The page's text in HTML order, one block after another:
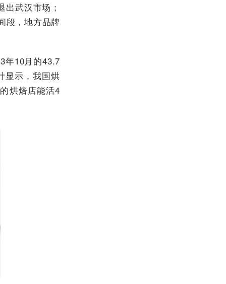
武汉市场；
段，地方品牌
年10月的43.7
显示，我国烘
烘焙店能活4